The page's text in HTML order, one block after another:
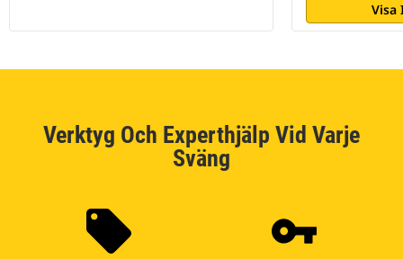
Visa
Verktyg Och Experthjälp Vid Varje
Sväng